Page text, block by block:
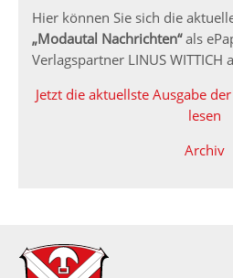
Hier können Sie sich die
„Modautal Nachrichten“als
Verlagspartner LINUS WITTICH
Jetzt die aktuellste Ausgabe
lesen
Archiv